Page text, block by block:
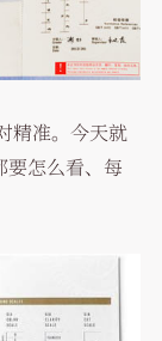
精准。今天就
要怎么看、每